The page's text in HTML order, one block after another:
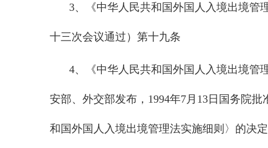
3、《中华人民共和国外国人入境出境管
十三次会议通过）第十九条
4、《中华人民共和国外国人入境出境管
安部、外交部发布，1994年7月13日国务院
和国外国人入境出境管理法实施细则〉的决